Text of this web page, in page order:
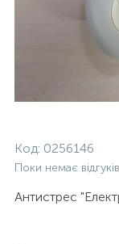
Код: 0256146
Поки немає відгуків
Антистрес